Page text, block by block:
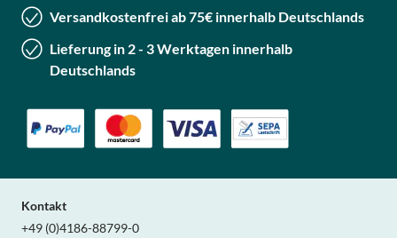
Versandkostenfrei ab 75€ innerhalb Deutschlands
Lieferung in 2 - 3 Werktagen innerhalb
Deutschlands
Kontakt
+49 (0)4186-88799-0